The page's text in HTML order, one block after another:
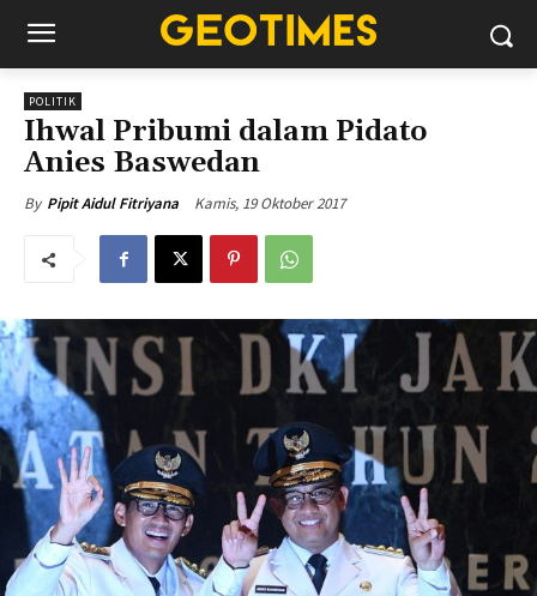
POLITIK
Ihwal Pribumi dalam Pidato
Anies Baswedan
By Pipit Aidul Fitriyana Kamis, 19 Oktober 2017